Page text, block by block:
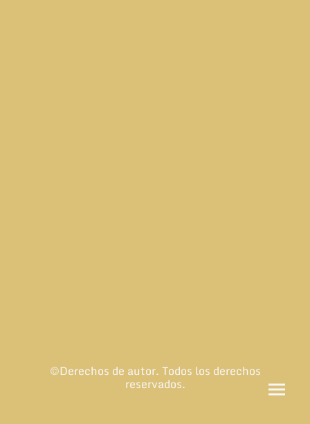
©Derechos de autor. Todos los derechos
reservados.